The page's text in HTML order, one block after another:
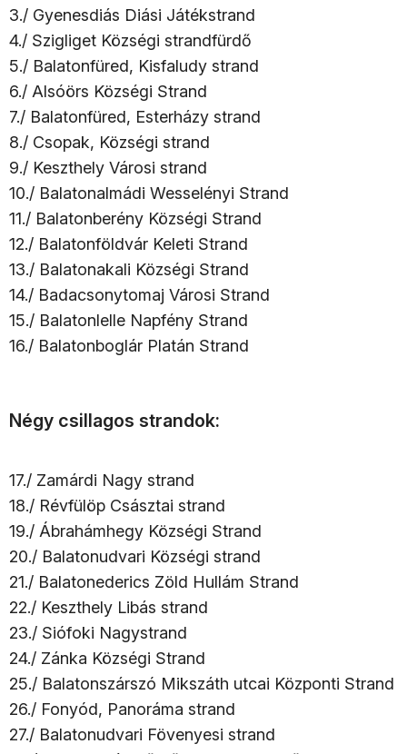
3./ Gyenesdiás Diási Játékstrand
4./ Szigliget Községi strandfürdő
5./ Balatonfüred, Kisfaludy strand
6./ Alsóörs Községi Strand
7./ Balatonfüred, Esterházy strand
8./ Csopak, Községi strand
9./ Keszthely Városi strand
10./ Balatonalmádi Wesselényi Strand
11./ Balatonberény Községi Strand
12./ Balatonföldvár Keleti Strand
13./ Balatonakali Községi Strand
14./ Badacsonytomaj Városi Strand
15./ Balatonlelle Napfény Strand
16./ Balatonboglár Platán Strand
Négy csillagos strandok:
17./ Zamárdi Nagy strand
18./ Révfülöp Császtai strand
19./ Ábrahámhegy Községi Strand
20./ Balatonudvari Községi strand
21./ Balatonederics Zöld Hullám Strand
22./ Keszthely Libás strand
23./ Siófoki Nagystrand
24./ Zánka Községi Strand
25./ Balatonszárszó Mikszáth utcai Központi Strand
26./ Fonyód, Panoráma strand
27./ Balatonudvari Fövenyesi strand